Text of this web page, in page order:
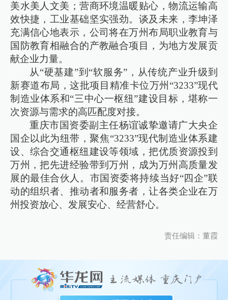
美水美人文美；营商环境温暖贴心，物流运输高
效快捷，工业基础坚实强劲。谈及未来，李坤泽
充满信心地表示，公司将在万州布局职业教育与
国防教育相融合的产教融合项目，为地方发展贡
献企业力量。
从“硬基建”到“软服务”，从传统产业升级到
新赛道布局，这批项目精准卡位万州“3233”现代
制造业体系和“三中心一枢纽”建设目标，堪称一
次资源与需求的高匹配度对接。
重庆市国资委副主任杨谊诚挚邀请广大央企
国企以此为纽带，聚焦“3233”现代制造业体系建
设、综合交通枢纽建设等领域，把优质资源投到
万州，把先进经验带到万州，成为万州高质量发
展的最佳合伙人。市国资委将持续当好“四企”联
动的组织者、推动者和服务者，让各类企业在万
州投资放心、发展安心、经营舒心。
责任编辑：董霞